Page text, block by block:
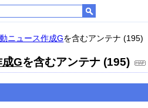
ニュース作成Gを含むアンテナ (195)
Gを含むアンテナ (195)